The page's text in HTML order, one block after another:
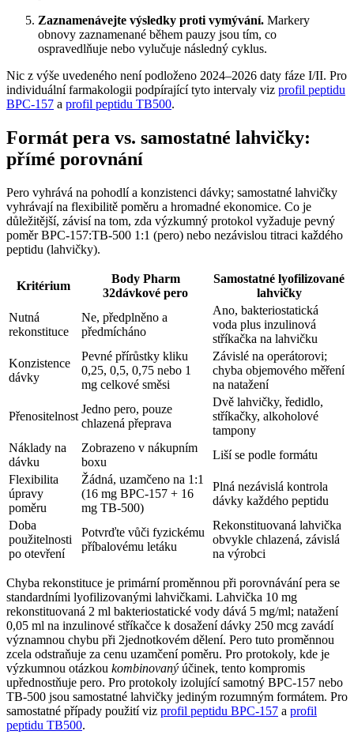
Zaznamenávejte výsledky proti vymývání. Markery
obnovy zaznamenané během pauzy jsou tím, co
ospravedlňuje nebo vylučuje následný cyklus.
Nic z výše uvedeného není podloženo 2024–2026 daty fáze I/II. Pro
individuální farmakologii podpírající tyto intervaly viz profil peptidu
BPC-157 a profil peptidu TB500.
Formát pera vs. samostatné lahvičky:
přímé porovnání
Pero vyhrává na pohodlí a konzistenci dávky; samostatné lahvičky
vyhrávají na flexibilitě poměru a hromadné ekonomice. Co je
důležitější, závisí na tom, zda výzkumný protokol vyžaduje pevný
poměr BPC-157:TB-500 1:1 (pero) nebo nezávislou titraci každého
peptidu (lahvičky).
Kritérium
Body Pharm
32dávkové pero
Samostatné lyofilizované
lahvičky
Nutná
rekonstituce
Ne, předplněno a
předmícháno
Ano, bakteriostatická
voda plus inzulinová
stříkačka na lahvičku
Konzistence
dávky
Pevné přírůstky kliku
0,25, 0,5, 0,75 nebo 1
mg celkové směsi
Závislé na operátorovi;
chyba objemového měření
na natažení
Přenositelnost
Jedno pero, pouze
chlazená přeprava
Dvě lahvičky, ředidlo,
stříkačky, alkoholové
tampony
Náklady na
dávku
Zobrazeno v nákupním
boxu
Liší se podle formátu
Flexibilita
úpravy
poměru
Žádná, uzamčeno na 1:1
(16 mg BPC-157 + 16
mg TB-500)
Plná nezávislá kontrola
dávky každého peptidu
Doba
použitelnosti
po otevření
Potvrďte vůči fyzickému
příbalovému letáku
Rekonstituovaná lahvička
obvykle chlazená, závislá
na výrobci
Chyba rekonstituce je primární proměnnou při porovnávání pera se
standardními lyofilizovanými lahvičkami. Lahvička 10 mg
rekonstituovaná 2 ml bakteriostatické vody dává 5 mg/ml; natažení
0,05 ml na inzulinové stříkačce k dosažení dávky 250 mcg zavádí
významnou chybu při 2jednotkovém dělení. Pero tuto proměnnou
zcela odstraňuje za cenu uzamčení poměru. Pro protokoly, kde je
výzkumnou otázkou kombinovaný účinek, tento kompromis
upřednostňuje pero. Pro protokoly izolující samotný BPC-157 nebo
TB-500 jsou samostatné lahvičky jediným rozumným formátem. Pro
samostatné případy použití viz profil peptidu BPC-157 a profil
peptidu TB500.